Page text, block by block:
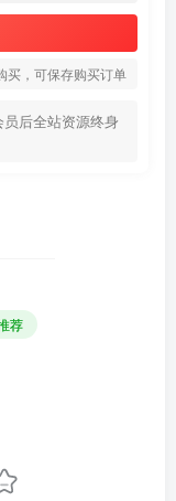
买，可保存购买订单
后全站资源终身
荐